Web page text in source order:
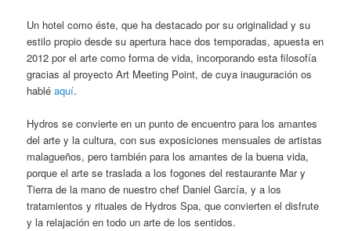
Un hotel como éste, que ha destacado por su originalidad y su
estilo propio desde su apertura hace dos temporadas, apuesta en
2012 por el arte como forma de vida, incorporando esta filosofía
gracias al proyecto Art Meeting Point, de cuya inauguración os
habléaquí.
Hydros se convierte en un punto de encuentro para los amantes
del arte y la cultura, con sus exposiciones mensuales de artistas
malagueños, pero también para los amantes de la buena vida,
porque el arte se traslada a los fogones del restaurante Mar y
Tierra de la mano de nuestro chef Daniel García, y a los
tratamientos y rituales de Hydros Spa, que convierten el disfrute
y la relajación en todo un arte de los sentidos.